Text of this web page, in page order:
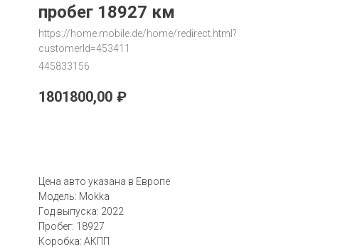
пробег 18927 км
https://home.mobile.de/home/redirect.html?
customerId=453411
445833156
1801800,00 ₽
Цена авто указана в Европе
Модель: Mokka
Год выпуска: 2022
Пробег: 18927
Коробка: АКПП